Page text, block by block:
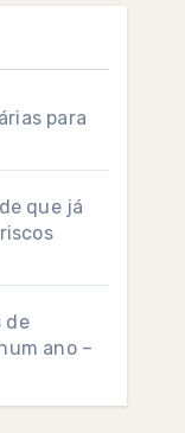
para
que já
de
ano –